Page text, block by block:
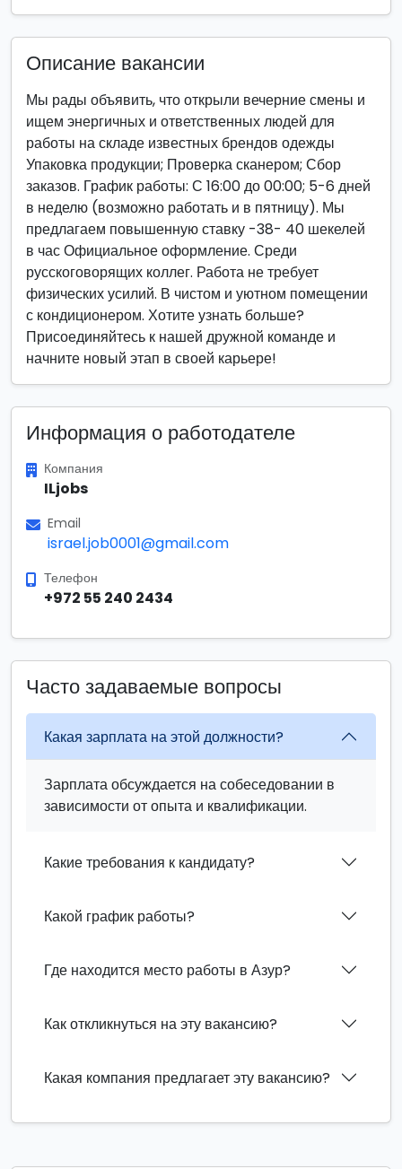
Описание вакансии
Мы рады объявить, что открыли вечерние смены и
ищем энергичных и ответственных людей для
работы на складе известных брендов одежды
Упаковка продукции; Проверка сканером; Сбор
заказов. График работы: С 16:00 до 00:00; 5-6 дней
в неделю (возможно работать и в пятницу). Мы
предлагаем повышенную ставку -38- 40 шекелей
в час Официальное оформление. Среди
русскоговорящих коллег. Работа не требует
физических усилий. В чистом и уютном помещении
с кондиционером. Хотите узнать больше?
Присоединяйтесь к нашей дружной команде и
начните новый этап в своей карьере!
Информация о работодателе
Компания
ILjobs
Email
israel.job0001@gmail.com
Телефон
+972 55 240 2434
Часто задаваемые вопросы
Какая зарплата на этой должности?
Зарплата обсуждается на собеседовании в
зависимости от опыта и квалификации.
Какие требования к кандидату?
Какой график работы?
Где находится место работы в Азур?
Как откликнуться на эту вакансию?
Какая компания предлагает эту вакансию?